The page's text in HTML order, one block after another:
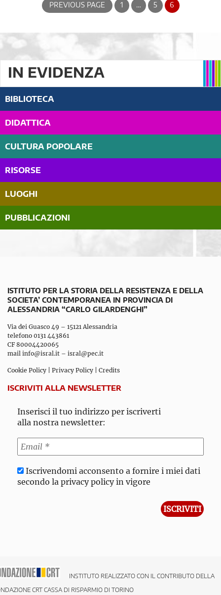
PREVIOUS PAGE 1 … 5 6
IN EVIDENZA
BIBLIOTECA
DIDATTICA
CULTURA POPOLARE
RISORSE
LUOGHI
PUBBLICAZIONI
ISTITUTO PER LA STORIA DELLA RESISTENZA E DELLA
SOCIETA’ CONTEMPORANEA IN PROVINCIA DI
ALESSANDRIA “CARLO GILARDENGHI”
Via dei Guasco 49 – 15121 Alessandria
telefono 0131 443861
CF 80004420065
mail info@isral.it – isral@pec.it
Cookie Policy Privacy Policy Credits
ISCRIVITI ALLA NEWSLETTER
Inserisci il tuo indirizzo per iscriverti
alla nostra newsletter:
Iscrivendomi acconsento a fornire i miei dati
secondo la privacy policy in vigore
INSTITUTO REALIZZATO CON IL CONTRIBUTO DELLA
CRT CASSA DI RISPARMIO DI TORINO